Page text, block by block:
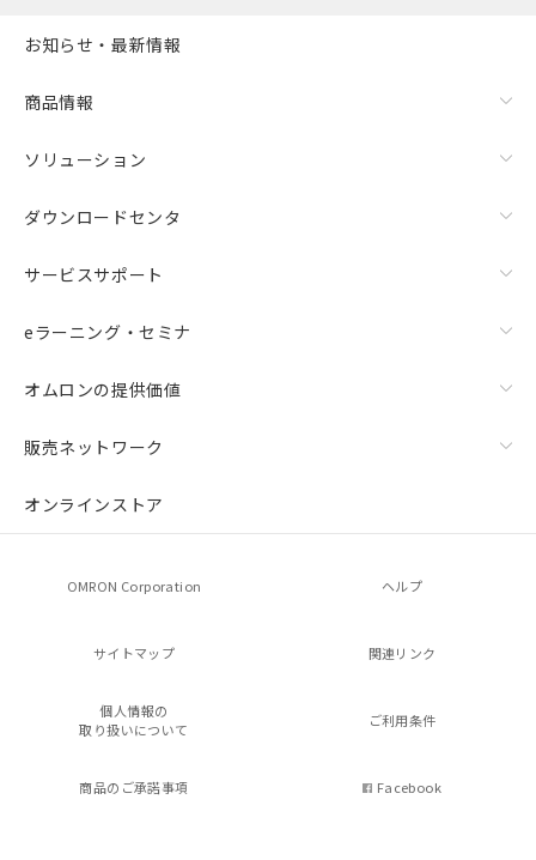
お知らせ・最新情報
商品情報
ソリューション
ダウンロードセンタ
サービスサポート
eラーニング・セミナ
オムロンの提供価値
販売ネットワーク
オンラインストア
OMRON Corporation ヘルプ
サイトマップ 関連リンク
個人情報の
取り扱いについて
ご利用条件
商品のご承諾事項 Facebook